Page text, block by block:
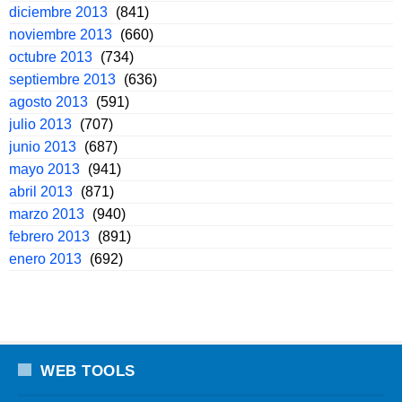
diciembre 2013 (841)
noviembre 2013 (660)
octubre 2013 (734)
septiembre 2013 (636)
agosto 2013 (591)
julio 2013 (707)
junio 2013 (687)
mayo 2013 (941)
abril 2013 (871)
marzo 2013 (940)
febrero 2013 (891)
enero 2013 (692)
WEB TOOLS